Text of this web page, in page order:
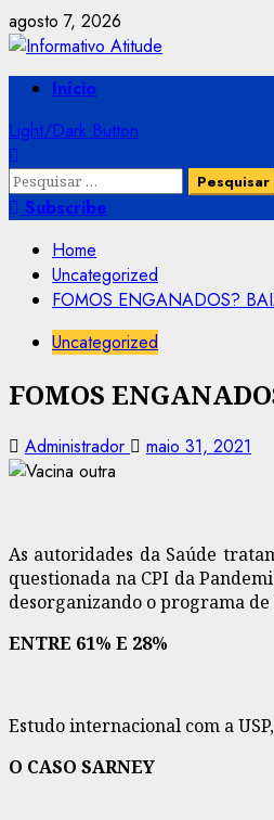
Skip
to
content
agosto 7, 2026
PrimaryInício
Light/Dark Button
Pesquisar
por:Subscribe
Home
Uncategorized
FOMOS ENGANADOS?
Uncategorized
FOMOS
Administrador maio 31, 2021
As autoridades da Saúde
questionada na CPI da
desorganizando o programa
ENTRE 61% E 28%
Estudo internacional com a
O CASO SARNEY